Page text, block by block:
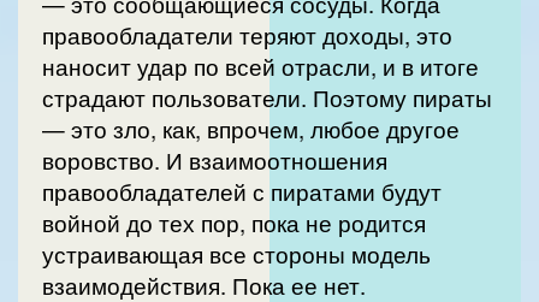
правообладатели теряют доходы, это
наносит удар по всей отрасли, и в итоге
страдают пользователи. Поэтому пираты
— это зло, как, впрочем, любое другое
воровство. И взаимоотношения
правообладателей с пиратами будут
войной до тех пор, пока не родится
устраивающая все стороны модель
взаимодействия. Пока ее нет.